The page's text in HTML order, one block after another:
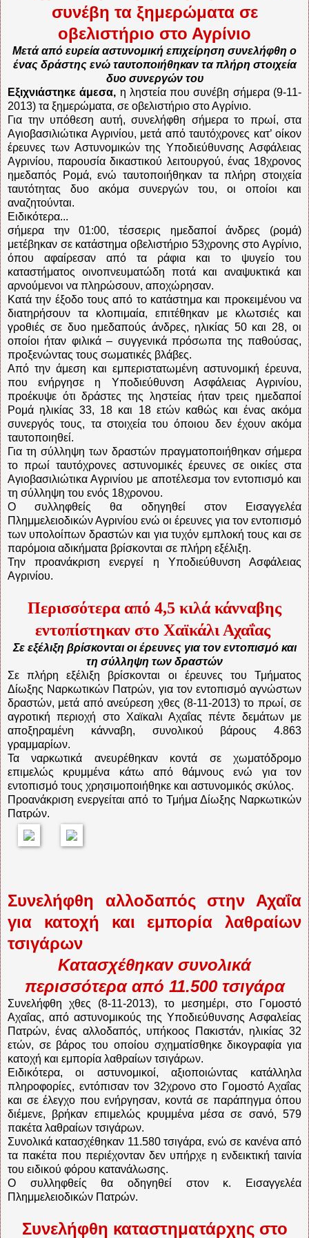
συνέβη τα ξημερώματα σε
οβελιστήριο στο Αγρίνιο
Μετά από ευρεία αστυνομική επιχείρηση συνελήφθη ο
ένας δράστης ενώ ταυτοποιήθηκαν τα πλήρη στοιχεία
δυο συνεργών του
Εξιχνιάστηκε άμεσα, η ληστεία που συνέβη σήμερα (9-11-
2013) τα ξημερώματα, σε οβελιστήριο στο Αγρίνιο.
Για την υπόθεση αυτή, συνελήφθη σήμερα το πρωί, στα
Αγιοβασιλιώτικα Αγρινίου, μετά από ταυτόχρονες κατ’ οίκον
έρευνες των Αστυνομικών της Υποδιεύθυνσης Ασφάλειας
Αγρινίου, παρουσία δικαστικού λειτουργού, ένας 18χρονος
ημεδαπός Ρομά, ενώ ταυτοποιήθηκαν τα πλήρη στοιχεία
ταυτότητας δυο ακόμα συνεργών του, οι οποίοι και
αναζητούνται.
Ειδικότερα...
σήμερα την 01:00, τέσσερις ημεδαποί άνδρες (ρομά)
μετέβηκαν σε κατάστημα οβελιστήριο 53χρονης στο Αγρίνιο,
όπου αφαίρεσαν από τα ράφια και το ψυγείο του
καταστήματος οινοπνευματώδη ποτά και αναψυκτικά και
αρνούμενοι να πληρώσουν, αποχώρησαν.
Κατά την έξοδο τους από το κατάστημα και προκειμένου να
διατηρήσουν τα κλοπιμαία, επιτέθηκαν με κλωτσιές και
γροθιές σε δυο ημεδαπούς άνδρες, ηλικίας 50 και 28, οι
οποίοι ήταν φιλικά – συγγενικά πρόσωπα της παθούσας,
προξενώντας τους σωματικές βλάβες.
Από την άμεση και εμπεριστατωμένη αστυνομική έρευνα,
που ενήργησε η Υποδιεύθυνση Ασφάλειας Αγρινίου,
προέκυψε ότι δράστες της ληστείας ήταν τρεις ημεδαποί
Ρομά ηλικίας 33, 18 και 18 ετών καθώς και ένας ακόμα
συνεργός τους, τα στοιχεία του όποιου δεν έχουν ακόμα
ταυτοποιηθεί.
Για τη σύλληψη των δραστών πραγματοποιήθηκαν σήμερα
το πρωί ταυτόχρονες αστυνομικές έρευνες σε οικίες στα
Αγιοβασιλιώτικα Αγρινίου με αποτέλεσμα τον εντοπισμό και
τη σύλληψη του ενός 18χρονου.
Ο συλληφθείς θα οδηγηθεί στον Εισαγγελέα
Πλημμελειοδικών Αγρινίου ενώ οι έρευνες για τον εντοπισμό
των υπολοίπων δραστών και για τυχόν εμπλοκή τους και σε
παρόμοια αδικήματα βρίσκονται σε πλήρη εξέλιξη.
Την προανάκριση ενεργεί η Υποδιεύθυνση Ασφάλειας
Αγρινίου.
Περισσότερα από 4,5 κιλά κάνναβης
εντοπίστηκαν στο Χαϊκάλι Αχαΐας
Σε εξέλιξη βρίσκονται οι έρευνες για τον εντοπισμό και
τη σύλληψη των δραστών
Σε πλήρη εξέλιξη βρίσκονται οι έρευνες του Τμήματος
Δίωξης Ναρκωτικών Πατρών, για τον εντοπισμό αγνώστων
δραστών, μετά από ανεύρεση χθες (8-11-2013) το πρωί, σε
αγροτική περιοχή στο Χαϊκαλι Αχαΐας πέντε δεμάτων με
αποξηραμένη κάνναβη, συνολικού βάρους 4.863
γραμμαρίων.
Τα ναρκωτικά ανευρέθηκαν κοντά σε χωματόδρομο
επιμελώς κρυμμένα κάτω από θάμνους ενώ για τον
εντοπισμό τους χρησιμοποιήθηκε και αστυνομικός σκύλος.
Προανάκριση ενεργείται από το Τμήμα Δίωξης Ναρκωτικών
Πατρών.
Συνελήφθη αλλοδαπός στην Αχαΐα
για κατοχή και εμπορία λαθραίων
τσιγάρων
Κατασχέθηκαν συνολικά
περισσότερα από 11.500 τσιγάρα
Συνελήφθη χθες (8-11-2013), το μεσημέρι, στο Γομοστό
Αχαΐας, από αστυνομικούς της Υποδιεύθυνσης Ασφαλείας
Πατρών, ένας αλλοδαπός, υπήκοος Πακιστάν, ηλικίας 32
ετών, σε βάρος του οποίου σχηματίσθηκε δικογραφία για
κατοχή και εμπορία λαθραίων τσιγάρων.
Ειδικότερα, οι αστυνομικοί, αξιοποιώντας κατάλληλα
πληροφορίες, εντόπισαν τον 32χρονο στο Γομοστό Αχαΐας
και σε έλεγχο που ενήργησαν, κοντά σε παράπηγμα όπου
διέμενε, βρήκαν επιμελώς κρυμμένα μέσα σε σανό, 579
πακέτα λαθραίων τσιγάρων.
Συνολικά κατασχέθηκαν 11.580 τσιγάρα, ενώ σε κανένα από
τα πακέτα που περιέχονταν δεν υπήρχε η ενδεικτική ταινία
του ειδικού φόρου κατανάλωσης.
Ο συλληφθείς θα οδηγηθεί στον κ. Εισαγγελέα
Πλημμελειοδικών Πατρών.
Συνελήφθη καταστηματάρχης στο